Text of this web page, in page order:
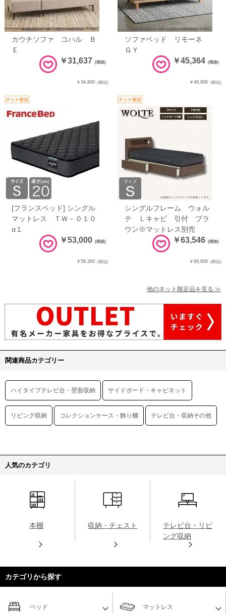
カウチソファ コハル Ｂ
Ｅ
￥31,637 (税抜)
￥34,800 (税込)
ソファベッド リモーネ
ＧＹ
￥45,364 (税抜)
￥49,900 (税込)
[フランスベッド] シングル
マットレス ＴＷ－０１０
α１
￥53,000 (税抜)
￥58,300 (税込)
シングルフレーム ウォル
テ Ｌキャビ 引付 ブラ
ウン※マットレス別売
￥63,546 (税抜)
￥69,900 (税込)
他のネット限定品を見る ≫
関連商品カテゴリー
ハイタイプテレビ台・壁面収納 サイドボード・キャビネット
リビング収納 コレクションケース・飾り棚 テレビ台・収納その他
人気のカテゴリ
本棚 収納・チェスト
テレビ台・リビ
ング収納
カテゴリから探す
ベッド マットレス